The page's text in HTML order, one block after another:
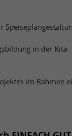
in der Kita
im Rahmen